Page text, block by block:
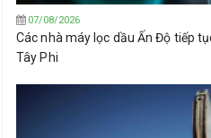
07/08/2026
Các nhà máy lọc dầu Ấn Độ tiếp
Tây Phi